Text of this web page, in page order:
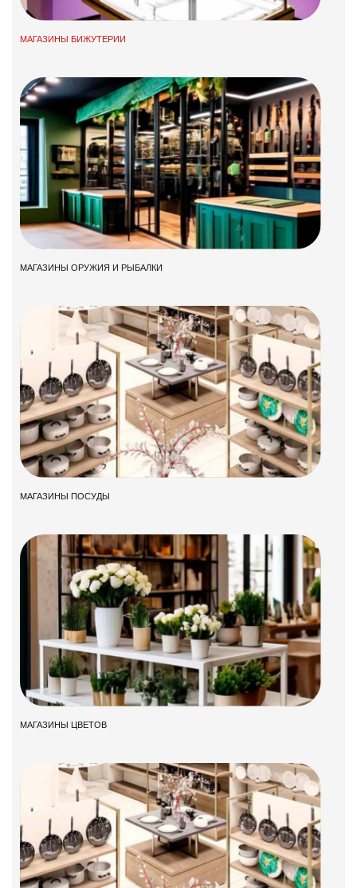
МАГАЗИНЫ БИЖУТЕРИИ
МАГАЗИНЫ ОРУЖИЯ И РЫБАЛКИ
МАГАЗИНЫ ПОСУДЫ
МАГАЗИНЫ ЦВЕТОВ